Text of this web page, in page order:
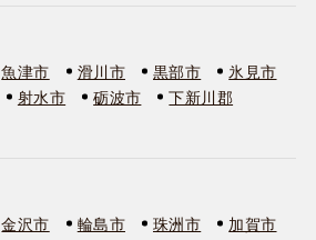
魚津市 滑川市 黒部市
氷見市
射水市 砺波市
下新川郡
金沢市 輪島市 珠洲市
加賀市